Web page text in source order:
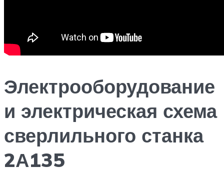
Электрооборудование
и электрическая схема
сверлильного станка
2А135